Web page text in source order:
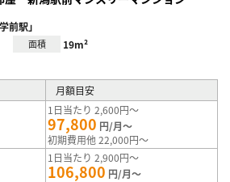
前駅」
面積 19m²
月額目安
1日当たり 2,600円～
97,800 円/月～
初期費用他 22,000円～
1日当たり 2,900円～
106,800 円/月～